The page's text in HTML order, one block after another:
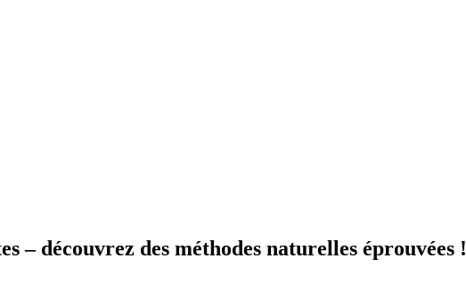
– découvrez des méthodes naturelles éprouvées !